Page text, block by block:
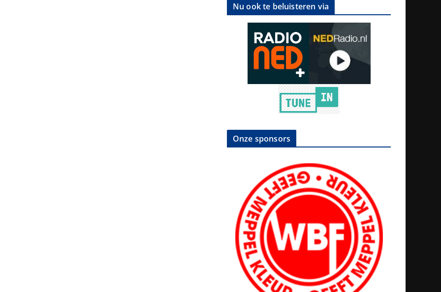
Nu ook te beluisteren via
Onze sponsors